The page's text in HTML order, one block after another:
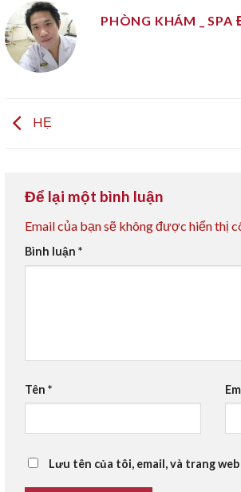
PHÒNG KHÁM _
HẸ
Để lại một bình luận
Email của bạn sẽ không được hiển thị
Bình luận *
Tên *
Lưu tên của tôi, email, và trang